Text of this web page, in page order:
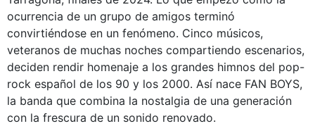
ocurrencia de un grupo de amigos terminó
convirtiéndose en un fenómeno. Cinco músicos,
veteranos de muchas noches compartiendo escenarios,
deciden rendir homenaje a los grandes himnos del pop-
rock español de los 90 y los 2000. Así nace FAN BOYS,
la banda que combina la nostalgia de una generación
con la frescura de un sonido renovado.